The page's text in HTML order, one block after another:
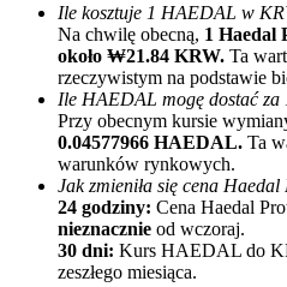
Polecaj
Zaproś przyjaciela, aby
BTC Welcome Rewards
Ile kosztuje 1 HAEDAL w
Na chwilę obecną, 1 Haedal
około ₩21.84 KRW. Ta
rzeczywistym na podstawie
Ile HAEDAL mogę dostać za
Przy obecnym kursie
0.04577966 HAEDAL. Ta
warunków rynkowych.
Jak zmieniła się cena
24 godziny: Cena Haedal
nieznacznie od wczoraj.
30 dni: Kurs HAEDAL do
zeszłego miesiąca.